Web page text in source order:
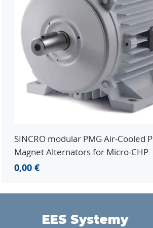
SINCRO modular PMG Air-Cooled
Magnet Alternators for Micro-CHP
Cena
0,00 €
EES Systemy